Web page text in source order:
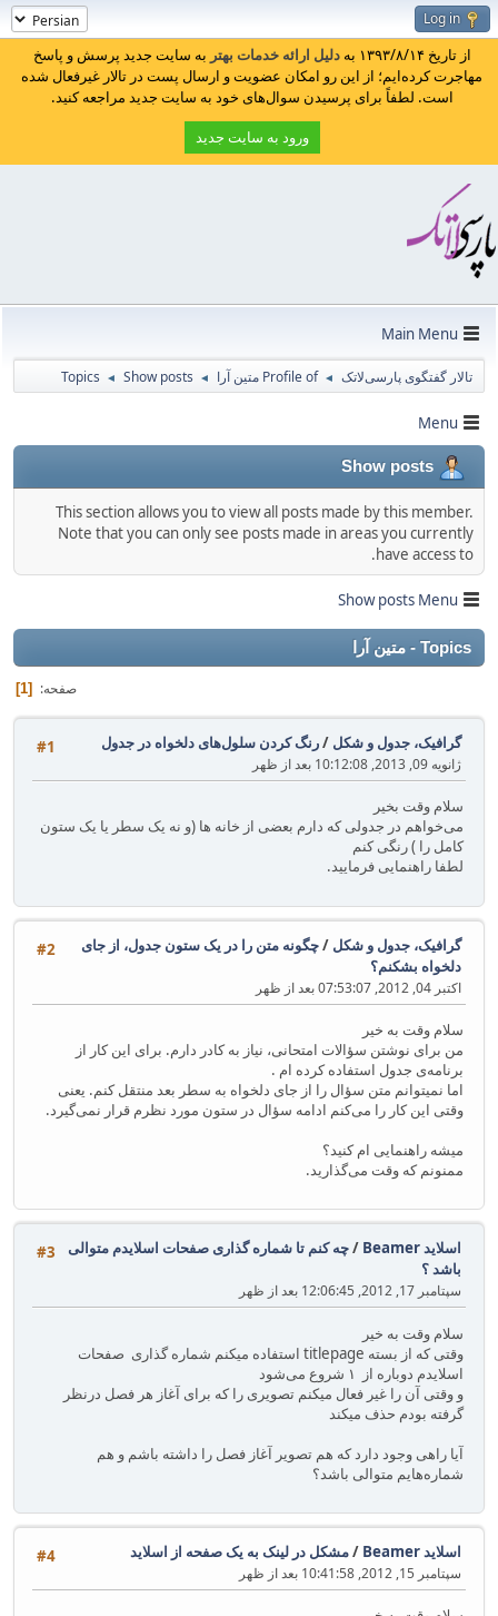
Log in
از تاریخ ۱۳۹۳/۸/۱۴ به دلیل ارائه خدمات بهتر به سایت جدید پرسش و پاسخ
مهاجرت کرده‌ایم؛ از این رو امکان عضویت و ارسال پست در تالار غیرفعال شده
است. لطفاً برای پرسیدن سوال‌های خود به سایت جدید مراجعه کنید.
ورود به سایت جدید
Main Menu
تالار گفتگوی پارسی‌لاتک ◄ Profile of متین آرا ◄
Show posts
◄
Topics
Menu
Show posts
This section allows you to view all posts made by this member.
Note that you can only see posts made in areas you currently
have access to.
Show posts Menu
Topics - متین آرا
صفحه 1
#1 گرافیک، جدول و شکل /رنگ کردن سلول‌های دلخواه در جدول
ژانویه 09, 2013, 10:12:08 بعد از ظهر
سلام وقت بخیر
می‌خواهم در جدولی که دارم بعضی از خانه ها (و نه یک سطر یا یک ستون
کامل را ) رنگی کنم
لطفا راهنمایی فرمایید.
#2 گرافیک، جدول و شکل /چگونه متن را در یک ستون جدول، از جای
دلخواه بشکنم؟
اکتبر 04, 2012, 07:53:07 بعد از ظهر
سلام وقت به خیر
من برای نوشتن سؤالات امتحانی، نیاز به کادر دارم. برای این کار از
برنامه‌ی جدول استفاده کرده ام .
اما نمیتوانم متن سؤال را از جای دلخواه به سطر بعد منتقل کنم. یعنی
وقتی این کار را می‌کنم ادامه سؤال در ستون مورد نظرم قرار نمی‌گیرد.
میشه راهنمایی ام کنید؟
ممنونم که وقت می‌گذارید.
#3 اسلاید Beamer /چه کنم تا شماره گذاری صفحات اسلایدم متوالی
باشد ؟
سپتامبر 17, 2012, 12:06:45 بعد از ظهر
سلام وقت به خیر
وقتی که از بسته titlepage استفاده میکنم شماره گذاری صفحات
اسلایدم دوباره از ۱ شروع می‌شود
و وقتی آن را غیر فعال میکنم تصویری را که برای آغاز هر فصل درنظر
گرفته بودم حذف میکند
آیا راهی وجود دارد که هم تصویر آغاز فصل را داشته باشم و هم
شماره‌هایم متوالی باشد؟
#4 اسلاید Beamer /مشکل در لینک به یک صفحه از اسلاید
سپتامبر 15, 2012, 10:41:58 بعد از ظهر